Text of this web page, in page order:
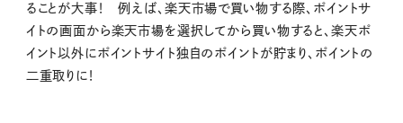
ることが大事！ 例えば、楽天市場で買い物する際、ポイントサ
イトの画面から楽天市場を選択してから買い物すると、楽天ポ
イント以外にポイントサイト独自のポイントが貯まり、ポイントの
二重取りに！